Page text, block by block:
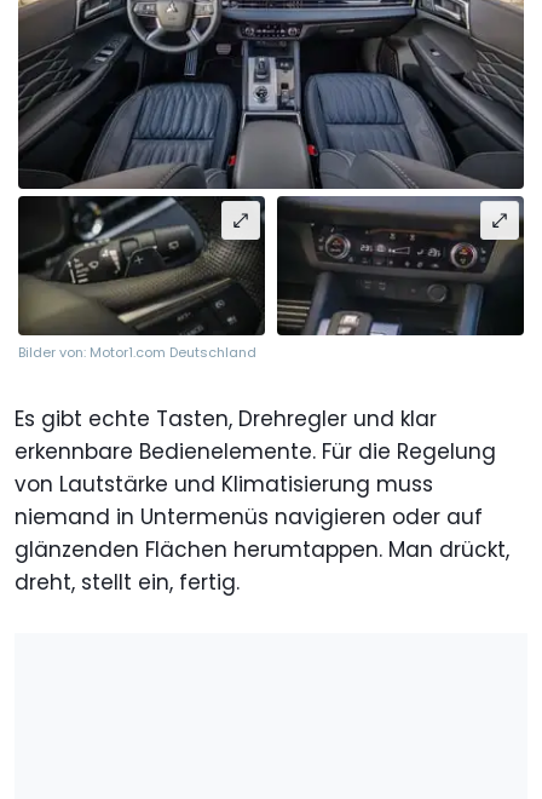
Bilder von: Motor1.com Deutschland
Es gibt echte Tasten, Drehregler und klar
erkennbare Bedienelemente. Für die Regelung
von Lautstärke und Klimatisierung muss
niemand in Untermenüs navigieren oder auf
glänzenden Flächen herumtappen. Man drückt,
dreht, stellt ein, fertig.